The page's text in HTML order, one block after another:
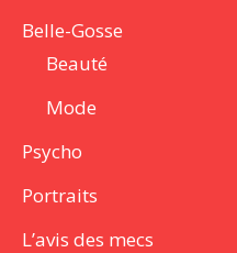
Belle-Gosse
Beauté
Mode
Psycho
Portraits
L’avis des mecs